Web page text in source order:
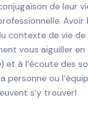
de leur
contexte de vie de
vous aiguiller en
et à l’écoute des
personne ou
s’y trouver!